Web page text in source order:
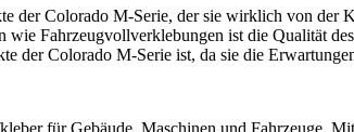
der Colorado M-Serie, der sie wirklich von
Fahrzeugvollverklebungen ist die Qualität
der Colorado M-Serie ist, da sie die
für Gebäude, Maschinen und Fahrzeuge.